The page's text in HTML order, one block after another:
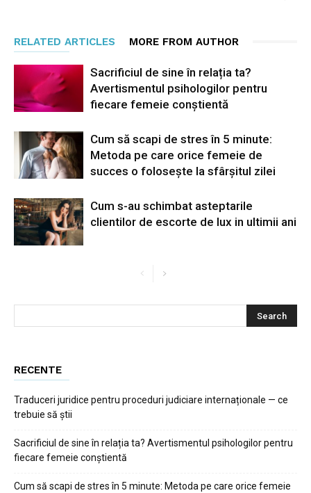
RELATED ARTICLES MORE FROM AUTHOR
Sacrificiul de sine în relația ta?
Avertismentul psihologilor pentru
fiecare femeie conștientă
Cum să scapi de stres în 5 minute:
Metoda pe care orice femeie de
succes o folosește la sfârșitul zilei
Cum s-au schimbat asteptarile
clientilor de escorte de lux in ultimii ani
RECENTE
Traduceri juridice pentru proceduri judiciare internaționale — ce
trebuie să știi
Sacrificiul de sine în relația ta? Avertismentul psihologilor pentru
fiecare femeie conștientă
Cum să scapi de stres în 5 minute: Metoda pe care orice femeie